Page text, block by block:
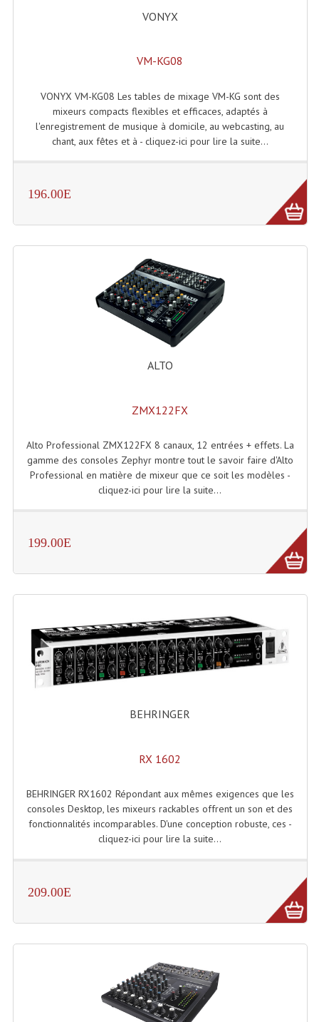
Liquide À Neige
Liquides À Fumée
Liquides À Mousse
Matériel Karaoké
Disque DVD
Disque LD (30 Cm.)
PLAN ACCES, LES HORAIRES
CRÉER UN COMPTE
VONYX
VM-KG08
VONYX VM-KG08 Les tables de mixage VM-KG sont des
mixeurs compacts flexibles et efficaces, adaptés à
l'enregistrement de musique à domicile, au webcasting, au
chant, aux fêtes et à - cliquez-ici pour lire la suite...
196.00E
ALTO
ZMX122FX
Alto Professional ZMX122FX 8 canaux, 12 entrées + effets. La
gamme des consoles Zephyr montre tout le savoir faire d'Alto
Professional en matière de mixeur que ce soit les modèles -
cliquez-ici pour lire la suite...
199.00E
BEHRINGER
RX 1602
BEHRINGER RX1602 Répondant aux mêmes exigences que les
consoles Desktop, les mixeurs rackables offrent un son et des
fonctionnalités incomparables. D'une conception robuste, ces -
cliquez-ici pour lire la suite...
209.00E